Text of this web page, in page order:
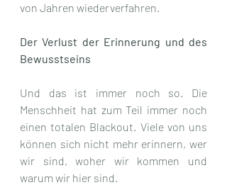
von Jahren wiederverfahren.
Der Verlust der Erinnerung und des
Bewusstseins
Und das ist immer noch so. Die
Menschheit hat zum Teil immer noch
einen totalen Blackout. Viele von uns
können sich nicht mehr erinnern, wer
wir sind, woher wir kommen und
warum wir hier sind.